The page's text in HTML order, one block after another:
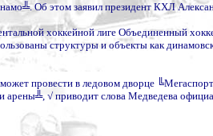
Об этом заявил президент КХЛ
хоккейной лиге Объединенный
структуры и объекты как
провести в ледовом дворце
арены╩, √ приводит слова Медведева